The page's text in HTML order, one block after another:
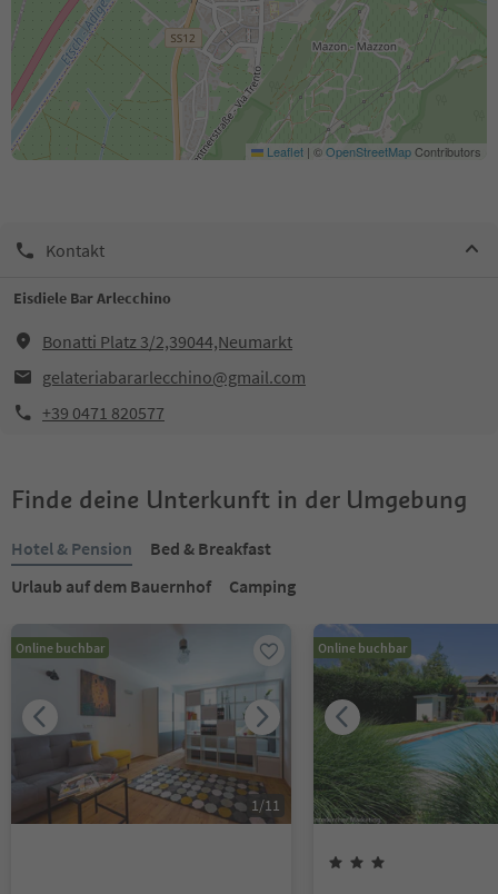
Leaflet | ©OpenStreetMapContributors
Kontakt
Eisdiele Bar Arlecchino
Bonatti Platz 3/2,39044,Neumarkt
gelateriabararlecchino@gmail.com
+39 0471 820577
Finde deine Unterkunft in der Umgebung
Hotel & Pension
Bed & Breakfast
Urlaub auf dem Bauernhof
Camping
Online buchbar
1/11
Online buchbar